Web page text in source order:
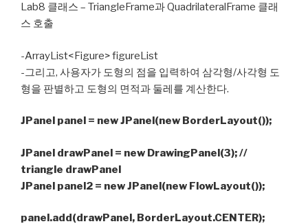
Lab8 클래스 – TriangleFrame과 QuadrilateralFrame 클래
스 호출
-ArrayList<Figure> figureList
-그리고, 사용자가 도형의 점을 입력하여 삼각형/사각형 도
형을 판별하고 도형의 면적과 둘레를 계산한다.
JPanel panel = new JPanel(new BorderLayout());
JPanel drawPanel = new DrawingPanel(3); //
triangle drawPanel
JPanel panel2 = new JPanel(new FlowLayout());
panel.add(drawPanel, BorderLayout.CENTER);